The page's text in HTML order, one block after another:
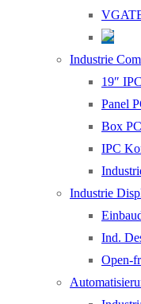
Industrie
19″
Panel
Box PC
IPC
Industrie
Ind.
Open-